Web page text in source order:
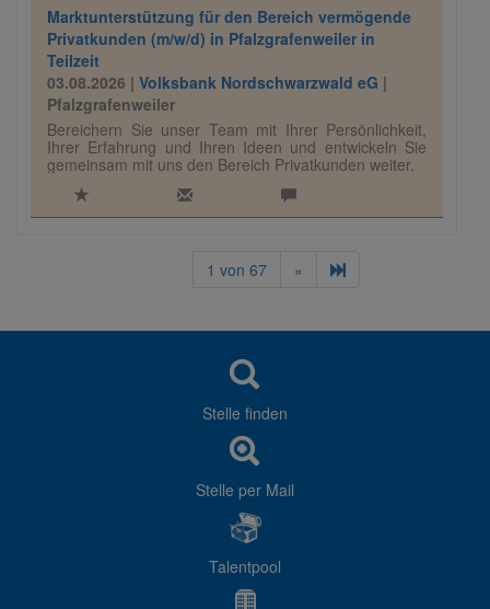
Marktunterstützung für den Bereich vermögende
Privatkunden (m/w/d) in Pfalzgrafenweiler in
Teilzeit
03.08.2026 | Volksbank Nordschwarzwald eG |
Pfalzgrafenweiler
Bereichern Sie unser Team mit Ihrer Persönlichkeit,
Ihrer Erfahrung und Ihren Ideen und entwickeln Sie
gemeinsam mit uns den Bereich Privatkunden weiter.
1 von 67 »
Stelle finden
Stelle per Mail
Talentpool